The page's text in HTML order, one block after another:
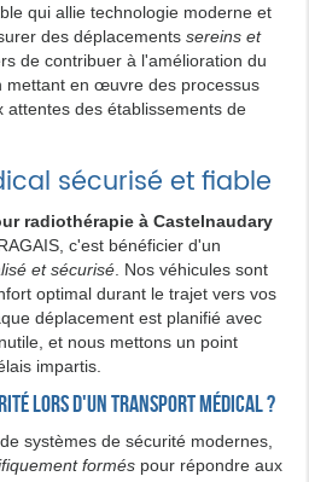
qui allie technologie moderne et
des déplacements sereins et
de contribuer à l'amélioration du
mettant en œuvre des processus
attentes des établissements de
sécurisé et fiable
radiothérapie à Castelnaudary
c'est bénéficier d'un
et sécurisé . Nos véhicules sont
optimal durant le trajet vers vos
déplacement est planifié avec
et nous mettons un point
impartis.
lors d'un transport médical ?
systèmes de sécurité modernes,
formés pour répondre aux